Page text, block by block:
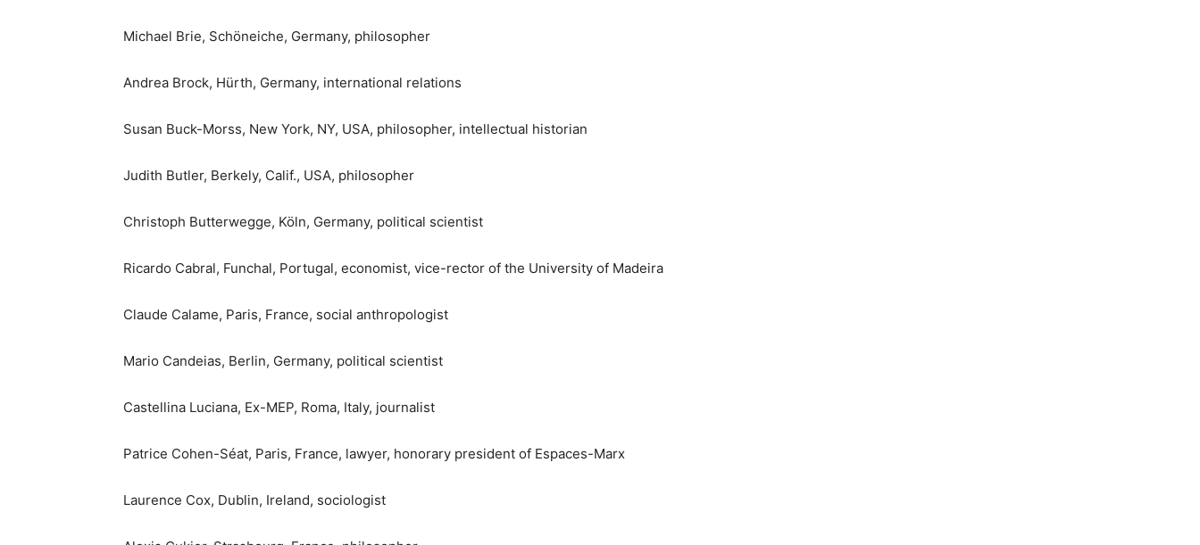
Michael Brie, Schöneiche, Germany, philosopher
Andrea Brock, Hürth, Germany, international relations
Susan Buck-Morss, New York, NY, USA, philosopher, intellectual historian
Judith Butler, Berkely, Calif., USA, philosopher
Christoph Butterwegge, Köln, Germany, political scientist
Ricardo Cabral, Funchal, Portugal, economist, vice-rector of the University of Madeira
Claude Calame, Paris, France, social anthropologist
Mario Candeias, Berlin, Germany, political scientist
Castellina Luciana, Ex-MEP, Roma, Italy, journalist
Patrice Cohen-Séat, Paris, France, lawyer, honorary president of Espaces-Marx
Laurence Cox, Dublin, Ireland, sociologist